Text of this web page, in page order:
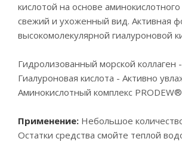
кислотой на основе
свежий и ухоженный вид. Активная
высокомолекулярной гиалуроновой
Гидролизованный морской
Гиалуроновая кислота - Активно
Аминокислотный комплекс
Применение: Небольшое
Остатки средства смойте теплой